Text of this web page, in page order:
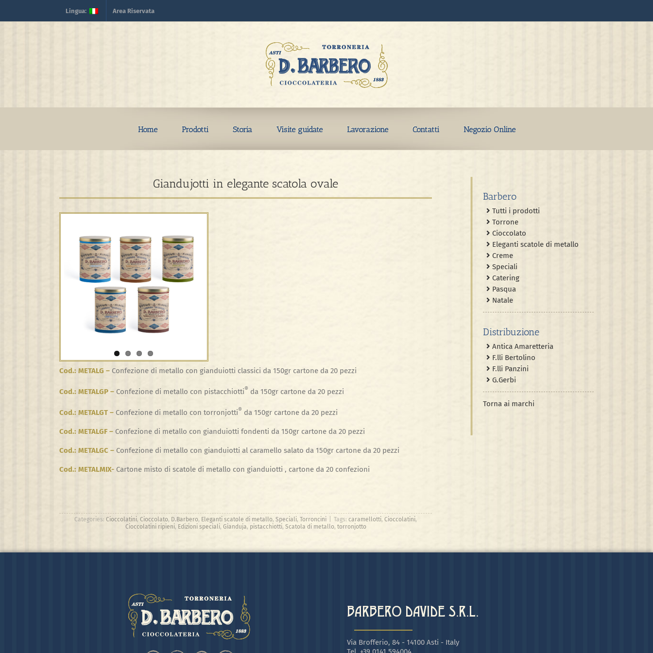
content
Lingua: Area Riservata
Home Prodotti Storia Visite guidate Lavorazione Contatti Negozio Online
Giandujotti in elegante scatola ovale
Image
Cod.: METALG – Confezione di metallo con gianduiotti classici da 150gr cartone da 20 pezzi
Cod.: METALGP – Confezione di metallo con pistacchiotti® da 150gr cartone da 20 pezzi
Cod.: METALGT – Confezione di metallo con torronjotti® da 150gr cartone da 20 pezzi
Cod.: METALGF – Confezione di metallo con gianduiotti fondenti da 150gr cartone da 20 pezzi
Cod.: METALGC – Confezione di metallo con gianduiotti al caramello salato da 150gr cartone da 20 pezzi
Cod.: METALMIX- Cartone misto di scatole di metallo con gianduiotti , cartone da 20 confezioni
Categories: Cioccolatini, Cioccolato, D.Barbero, Eleganti scatole di metallo, Speciali, Torroncini Tags: caramellotti, Cioccolatini,
Cioccolatini ripieni, Edizioni speciali, Gianduja, pistacchiotti, Scatola di metallo, torronjotto
Barbero
Tutti i prodotti
Torrone
Cioccolato
Eleganti scatole di metallo
Creme
Speciali
Catering
Pasqua
Natale
Distribuzione
Antica Amaretteria
F.lli Bertolino
F.lli Panzini
G.Gerbi
Torna ai marchi
BARBERO DAVIDE S.R.L.
Via Brofferio, 84 - 14100 Asti - Italy